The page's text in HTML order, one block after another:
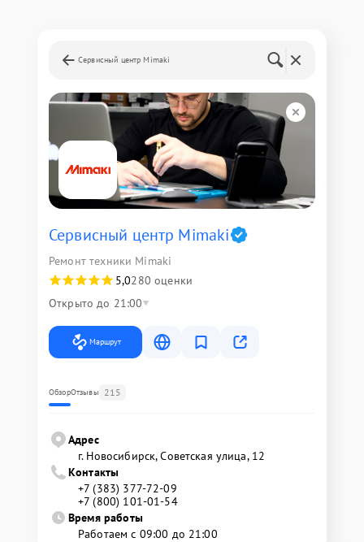
Сервисный центр Mimaki
Сервисный центр Mimaki
Ремонт техники Mimaki
5,0280 оценки
Открыто до 21:00
Маршрут
ОбзорОтзывы 215
Адрес
г. Новосибирск, Советская улица, 12
Контакты
+7 (383) 377-72-09
+7 (800) 101-01-54
Время работы
Работаем с 09:00 до 21:00